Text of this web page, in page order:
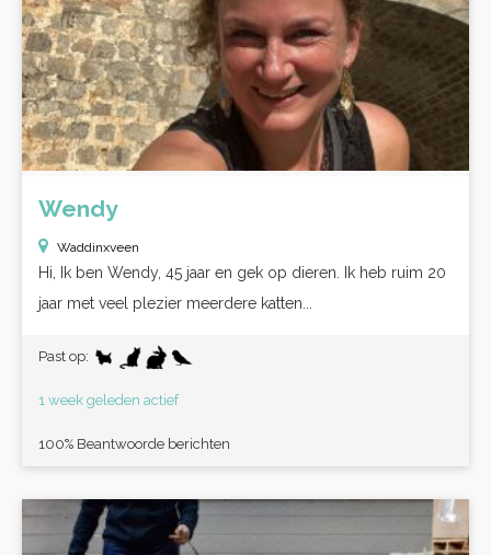
Wendy
Waddinxveen
Hi, Ik ben Wendy, 45 jaar en gek op dieren. Ik heb ruim 20
jaar met veel plezier meerdere katten...
Past op:
1 week geleden actief
100% Beantwoorde berichten